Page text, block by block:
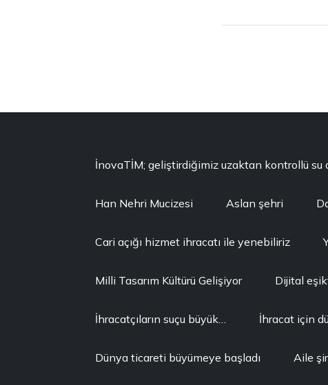
İnovaTİM; geliştirdiğimiz uzaktan kontrollü su
Han Nehri Mucizesi Aslan şehri
Cari açığı hizmet ihracatı ile yenebiliriz
Milli Tasarım Kültürü Gelişiyor Dijital
İhracatçıların suçu büyük… İhracat için
Dünya ticareti büyümeye başladı Aile